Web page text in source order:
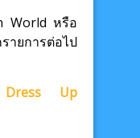
World หรือ
ายการต่อไป
Up